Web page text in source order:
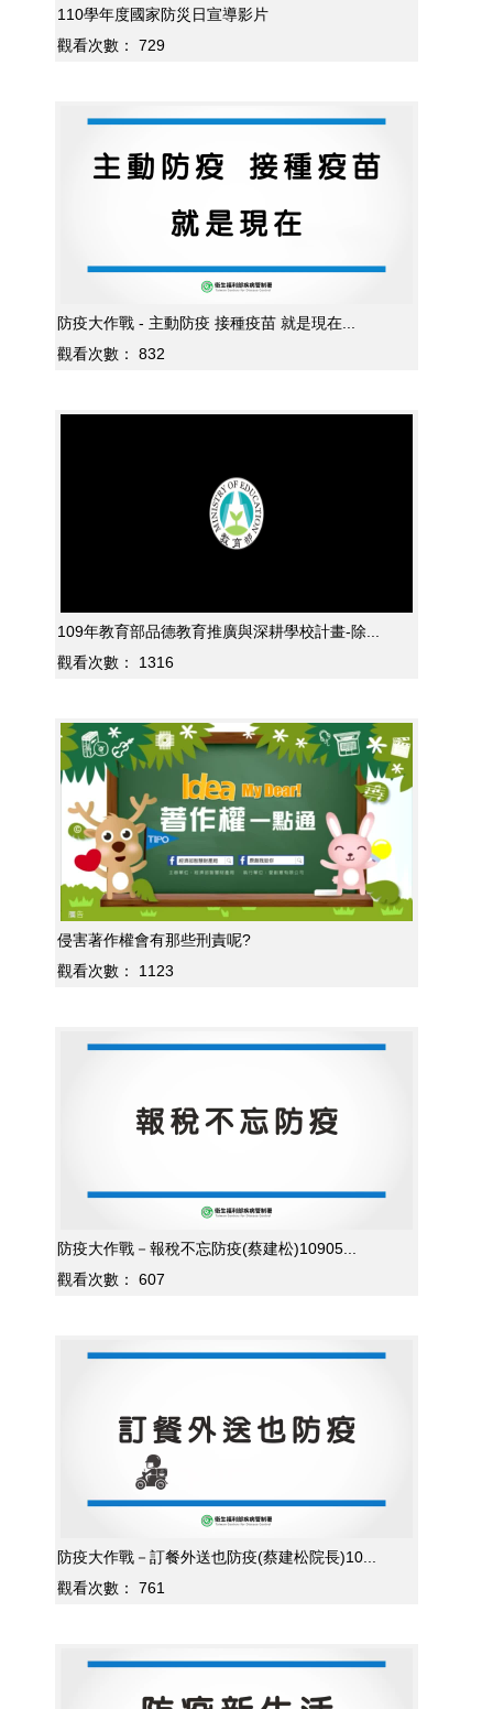
110學年度國家防災日宣導影片
觀看次數：
729
防疫大作戰 - 主動防疫 接種疫苗 就是現在...
觀看次數：
832
109年教育部品德教育推廣與深耕學校計畫-除...
觀看次數：
1316
侵害著作權會有那些刑責呢?
觀看次數：
1123
防疫大作戰－報稅不忘防疫(蔡建松)10905...
觀看次數：
607
防疫大作戰－訂餐外送也防疫(蔡建松院長)10...
觀看次數：
761